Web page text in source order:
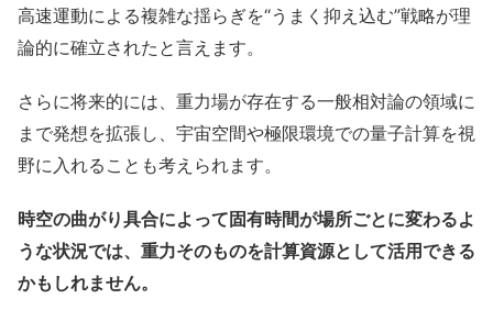
高速運動による複雑な揺らぎを“うまく抑え込む”戦略が理
論的に確立されたと言えます。
さらに将来的には、重力場が存在する一般相対論の領域に
まで発想を拡張し、宇宙空間や極限環境での量子計算を視
野に入れることも考えられます。
時空の曲がり具合によって固有時間が場所ごとに変わるよ
うな状況では、重力そのものを計算資源として活用できる
かもしれません。